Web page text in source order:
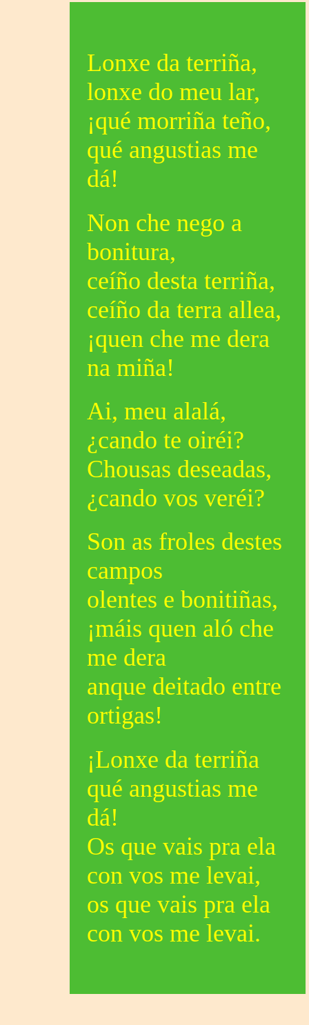
Lonxe da terriña,
lonxe do meu lar,
¡qué morriña teño,
qué angustias me
dá!
Non che nego a
bonitura,
ceíño desta terriña,
ceíño da terra allea,
¡quen che me dera
na miña!
Ai, meu alalá,
¿cando te oiréi?
Chousas deseadas,
¿cando vos veréi?
Son as froles destes
campos
olentes e bonitiñas,
¡máis quen aló che
me dera
anque deitado entre
ortigas!
¡Lonxe da terriña
qué angustias me
dá!
Os que vais pra ela
con vos me levai,
os que vais pra ela
con vos me levai.